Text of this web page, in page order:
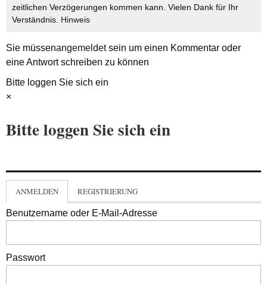
zeitlichen Verzögerungen kommen kann. Vielen Dank für Ihr
Verständnis. Hinweis
Sie müssenangemeldetsein um einen Kommentar oder
eine Antwort schreiben zu können
Bitte loggen Sie sich ein
×
Bitte loggen Sie sich ein
ANMELDEN REGISTRIERUNG
Benutzername oder E-Mail-Adresse
Passwort